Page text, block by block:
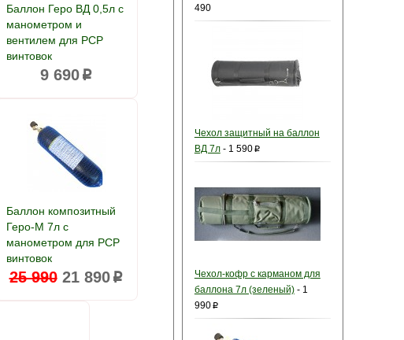
490
Чехол защитный на баллон
ВД 7л- 1 590p
Чехол-кофр с карманом для
баллона 7л (зеленый)- 1
990p
Баллон Геро ВД 0,5л с
манометром и
вентилем для PCP
винтовок
9 690p
Баллон композитный
Геро-М 7л с
манометром для PCP
винтовок
25 990 21 890p